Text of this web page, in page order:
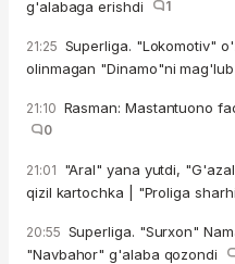
g'alabaga erishdi
1
21:25 Superliga. "Lokomotiv"
olinmagan "Dinamo"ni
21:10 Rasman: Mastantuono
0
21:01 "Aral" yana yutdi,
qizil kartochka | "Proliga
20:55 Superliga. "Surxon"
"Navbahor" g'alaba qozondi